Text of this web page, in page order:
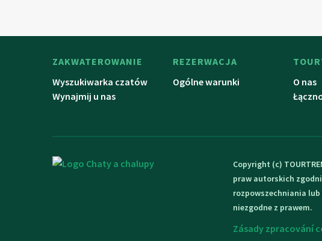
ZAKWATEROWANIE
Wyszukiwarka czatów
Wynajmij u nas
REZERWACJA
Ogólne warunki
O nas
Copyright (c)
praw autorskich
rozpowszechniania
niezgodne z prawem.
Zásady zpracování